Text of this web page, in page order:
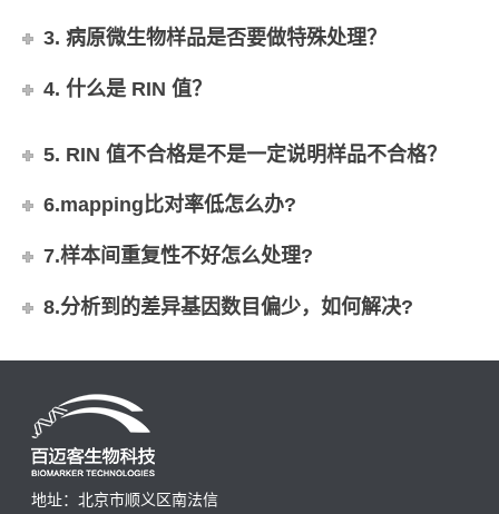
3. 病原微生物样品是否要做特殊处理？
4. 什么是 RIN 值？
5. RIN 值不合格是不是一定说明样品不合格？
6.mapping比对率低怎么办?
7.样本间重复性不好怎么处理?
8.分析到的差异基因数目偏少，如何解决?
地址：北京市顺义区南法信